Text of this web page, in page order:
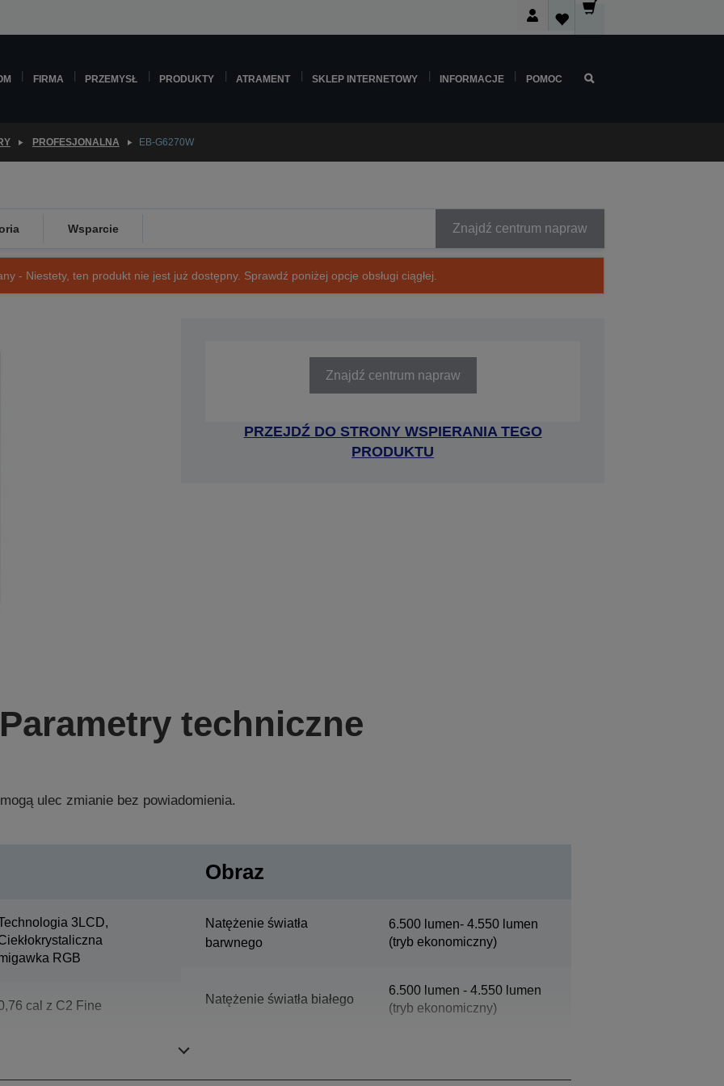
FIRMA PRZEMYSŁ PRODUKTY ATRAMENT SKLEP INTERNETOWY INFORMACJE POMOC
PROFESJONALNA EB-G6270W
Wsparcie Znajdź centrum napraw
- Niestety, ten produkt nie jest już dostępny. Sprawdź poniżej opcje obsługi ciągłej.
Znajdź centrum napraw
PRZEJDŹ DO STRONY WSPIERANIA TEGO
PRODUKTU
techniczne
ulec zmianie bez powiadomienia.
3LCD,
RGB
cal z C2 Fine
Obraz
Natężenie światła
barwnego
6.500 lumen- 4.550 lumen
(tryb ekonomiczny)
Natężenie światła białego
6.500 lumen - 4.550 lumen
(tryb ekonomiczny)